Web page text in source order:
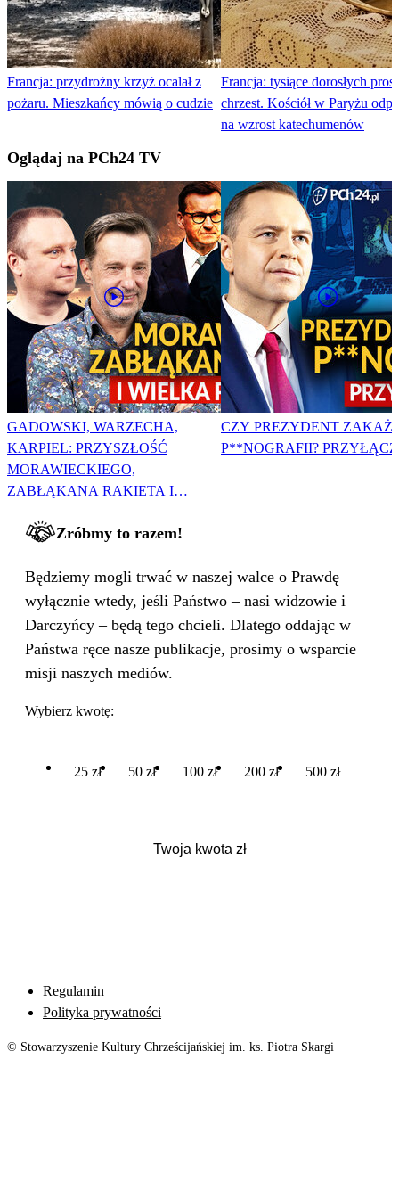
Francja: przydrożny krzyż ocalał z
pożaru. Mieszkańcy mówią o cudzie
Francja: tysiące dorosłych
chrzest. Kościół w Paryżu
na wzrost katechumenów
Oglądaj na PCh24 TV
GADOWSKI, WARZECHA,
KARPIEL: PRZYSZŁOŚĆ
MORAWIECKIEGO,
ZABŁĄKANA RAKIETA I
CZY PREZYDENT
P**NOGRAFII?
Zróbmy to razem!
Będziemy mogli trwać w naszej walce o Prawdę
wyłącznie wtedy, jeśli Państwo – nasi widzowie i
Darczyńcy – będą tego chcieli. Dlatego oddając w
Państwa ręce nasze publikacje, prosimy o wsparcie
misji naszych mediów.
Wybierz kwotę:
25 zł 50 zł 100 zł 200 zł 500 zł
Regulamin
Polityka prywatności
© Stowarzyszenie Kultury Chrześcijańskiej im. ks. Piotra Skargi